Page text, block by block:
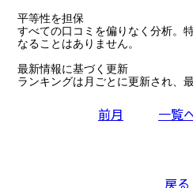
平等性を担保
すべての口コミを偏りなく分析。
なることはありません。
最新情報に基づく更新
ランキングは月ごとに更新され、
前月 一覧
戻る